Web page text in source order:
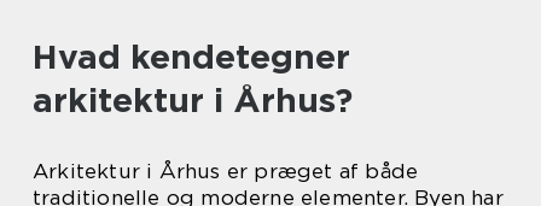
Hvad kendetegner
arkitektur i Århus?
Arkitektur i Århus er præget af både
traditionelle og moderne elementer. Byen har